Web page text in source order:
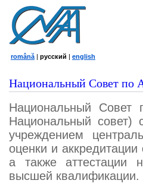
română | русский | english
Национальный Совет по
Национальный Совет
Национальный совет)
учреждением
оценки и
а также аттестации
высшей квалификации.